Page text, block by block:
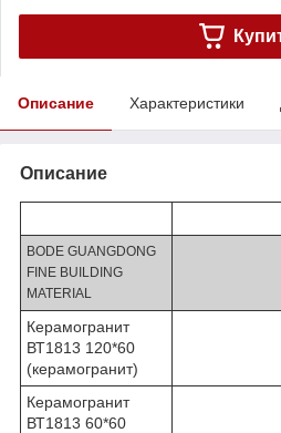
Описание Характеристики
Описание
BODE GUANGDONG
FINE BUILDING
MATERIAL
Керамогранит
ВТ1813 120*60
(керамогранит)
Керамогранит
ВТ1813 60*60